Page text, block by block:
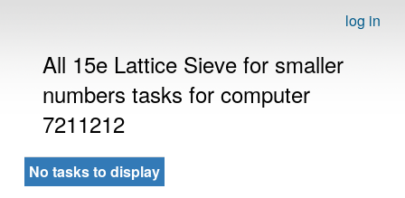
log in
All 15e Lattice Sieve for smaller
numbers tasks for computer
7211212
No tasks to display